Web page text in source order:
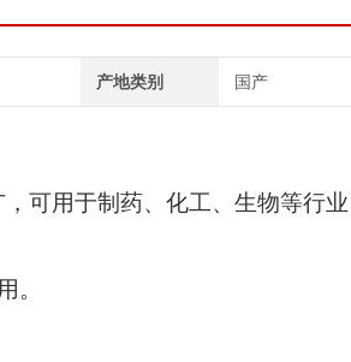
产地类别 国产
可用于制药、化工、生物等行
。